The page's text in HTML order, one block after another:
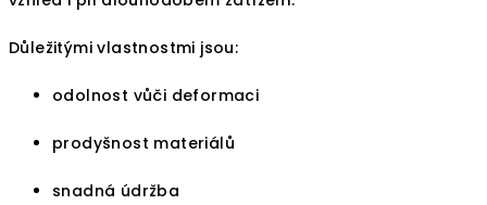
Důležitými vlastnostmi jsou:
odolnost vůči deformaci
prodyšnost materiálů
snadná údržba